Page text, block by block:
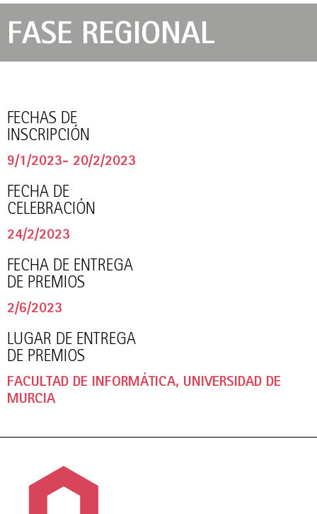
FASE REGIONAL
FECHAS DE
INSCRIPCIÓN
9/1/2023- 20/2/2023
FECHA DE
CELEBRACIÓN
24/2/2023
FECHA DE ENTREGA
DE PREMIOS
2/6/2023
LUGAR DE ENTREGA
DE PREMIOS
FACULTAD DE INFORMÁTICA, UNIVERSIDAD DE
MURCIA